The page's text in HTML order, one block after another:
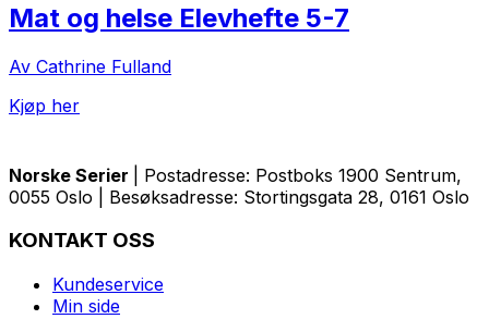
Mat og helse Elevhefte 5-7
Av Cathrine Fulland
Kjøp her
Norske Serier
| Postadresse: Postboks 1900 Sentrum,
0055 Oslo | Besøksadresse: Stortingsgata 28, 0161 Oslo
KONTAKT OSS
Kundeservice
Min side